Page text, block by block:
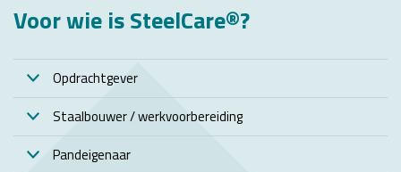
Voor wie is SteelCare®?
Opdrachtgever
Staalbouwer / werkvoorbereiding
Pandeigenaar